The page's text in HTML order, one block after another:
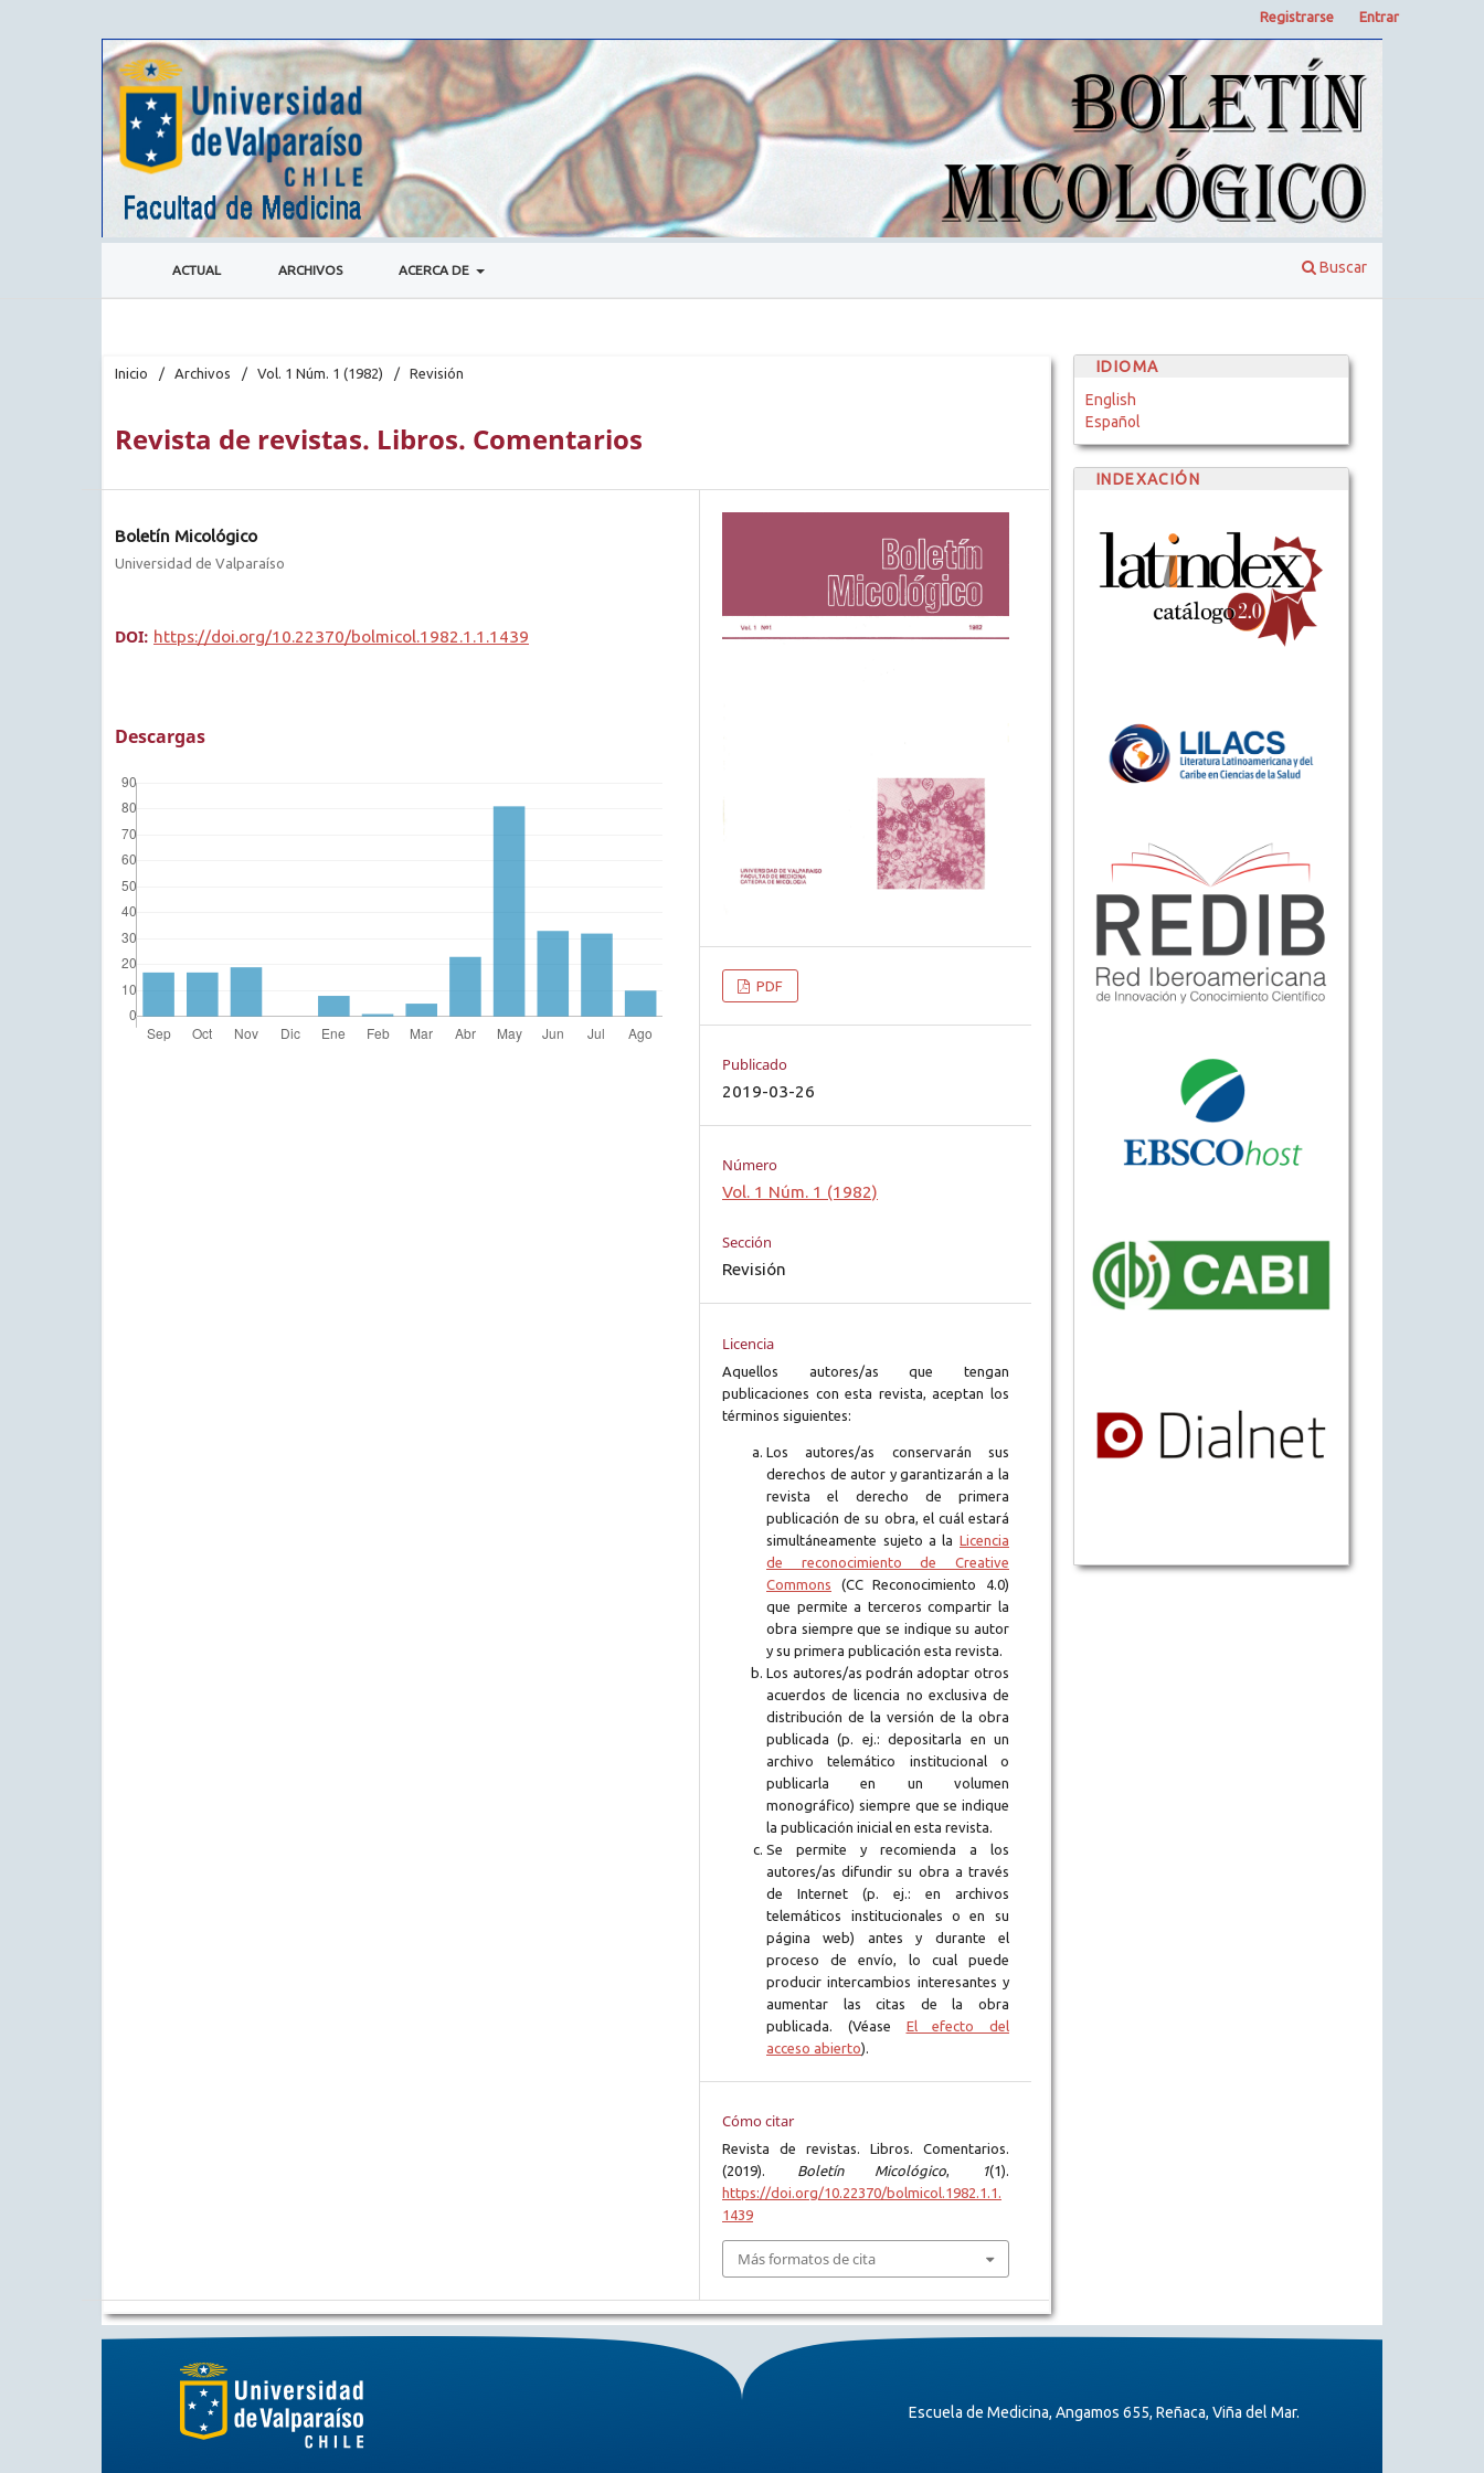
ACTUAL ARCHIVOS ACERCA DE Buscar
Registrarse Entrar
Inicio / Archivos / Vol. 1 Núm. 1 (1982) / Revisión
Revista de revistas. Libros. Comentarios
Boletín Micológico
Universidad de Valparaíso
DOI: https://doi.org/10.22370/bolmicol.1982.1.1.1439
Descargas
PDF
Publicado
2019-03-26
Número
Vol. 1 Núm. 1 (1982)
Sección
Revisión
Licencia
Aquellos autores/as que tengan
publicaciones con esta revista, aceptan los
términos siguientes:
Los autores/as conservarán sus
derechos de autor y garantizarán a la
revista el derecho de primera
publicación de su obra, el cuál estará
simultáneamente sujeto a la Licencia
de reconocimiento de Creative
Commons (CC Reconocimiento 4.0)
que permite a terceros compartir la
obra siempre que se indique su autor
y su primera publicación esta revista.
Los autores/as podrán adoptar otros
acuerdos de licencia no exclusiva de
distribución de la versión de la obra
publicada (p. ej.: depositarla en un
archivo telemático institucional o
publicarla en un volumen
monográfico) siempre que se indique
la publicación inicial en esta revista.
Se permite y recomienda a los
autores/as difundir su obra a través
de Internet (p. ej.: en archivos
telemáticos institucionales o en su
página web) antes y durante el
proceso de envío, lo cual puede
producir intercambios interesantes y
aumentar las citas de la obra
publicada. (Véase El efecto del
acceso abierto).
Cómo citar
Revista de revistas. Libros. Comentarios.
(2019). Boletín Micológico 1(1).
https://doi.org/10.22370/bolmicol.1982.1.1.
1439
Más formatos de cita
IDIOMA
English
Español
INDEXACIÓN
Escuela de Medicina, Angamos 655, Reñaca, Viña del Mar.